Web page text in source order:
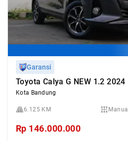
Garansi
Toyota Calya G NEW 1.2 2024
Kota Bandung
6.125 KM Manual
Rp 146.000.000